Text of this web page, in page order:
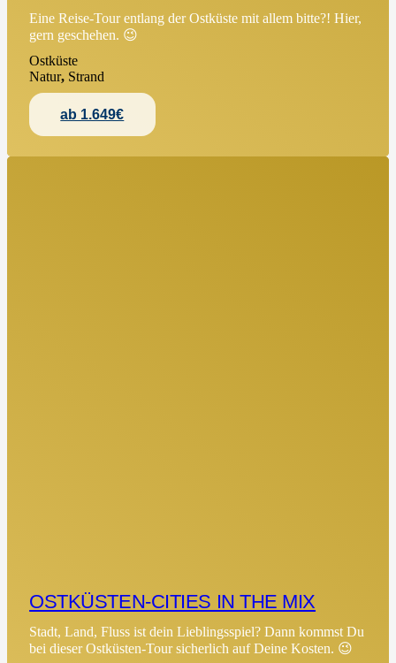
Eine Reise-Tour entlang der Ostküste mit allem bitte?! Hier,
gern geschehen. 😉
Ostküste
Natur, Strand
ab 1.649€
OSTKÜSTEN-CITIES IN THE MIX
Stadt, Land, Fluss ist dein Lieblingsspiel? Dann kommst Du
bei dieser Ostküsten-Tour sicherlich auf Deine Kosten. 😉